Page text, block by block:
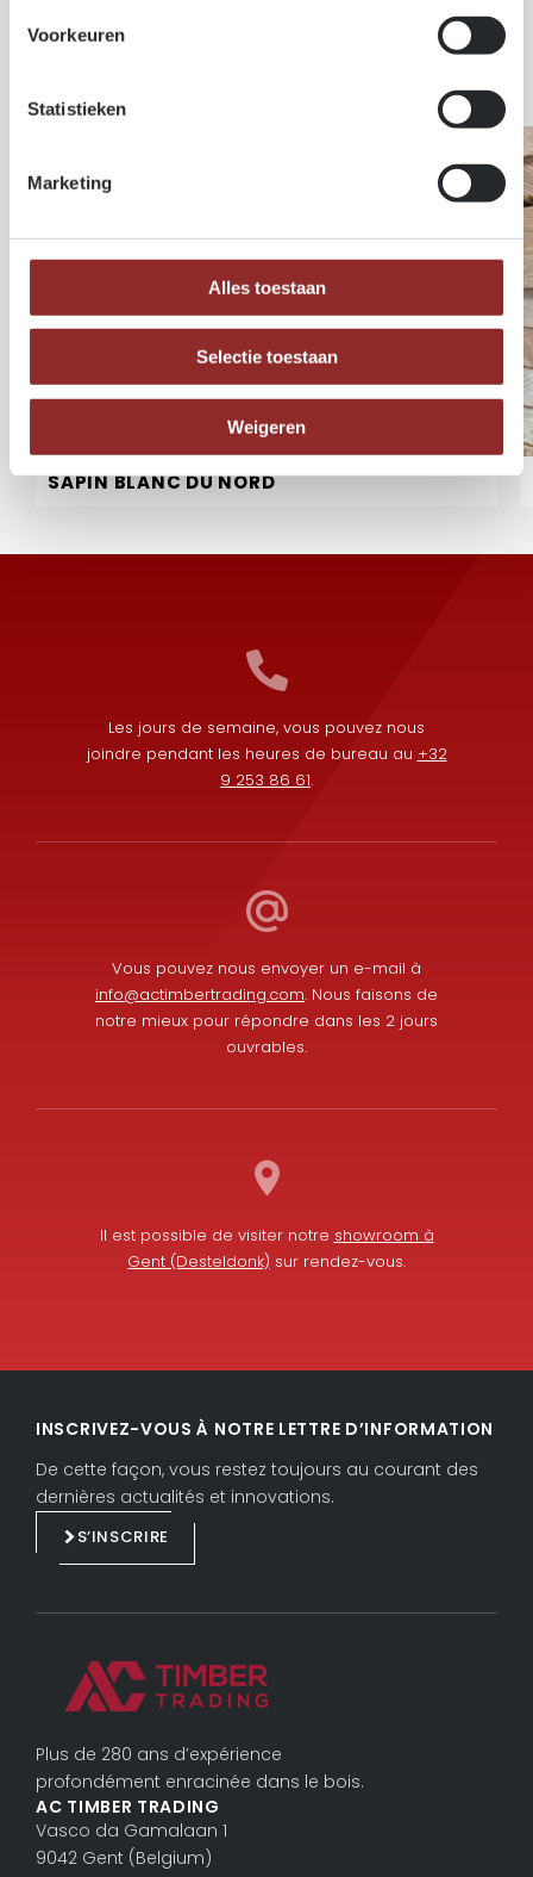
Voorkeuren
Statistieken
Marketing
Alles toestaan
Selectie toestaan
Weigeren
SAPIN BLANC DU NORD
Les jours de semaine, vous pouvez nous
joindre pendant les heures de bureau au +32
9 253 86 61.
Vous pouvez nous envoyer un e-mail à
info@actimbertrading.com. Nous faisons de
notre mieux pour répondre dans les 2 jours
ouvrables.
Il est possible de visiter notre showroom à
Gent (Desteldonk) sur rendez-vous.
INSCRIVEZ-VOUS À NOTRE LETTRE D’INFORMATION
De cette façon, vous restez toujours au courant des
dernières actualités et innovations.
S’INSCRIRE
Plus de 280 ans d’expérience
profondément enracinée dans le bois.
AC TIMBER TRADING
Vasco da Gama­laan 1
9042 Gent (Belgium)
n
k
c
e